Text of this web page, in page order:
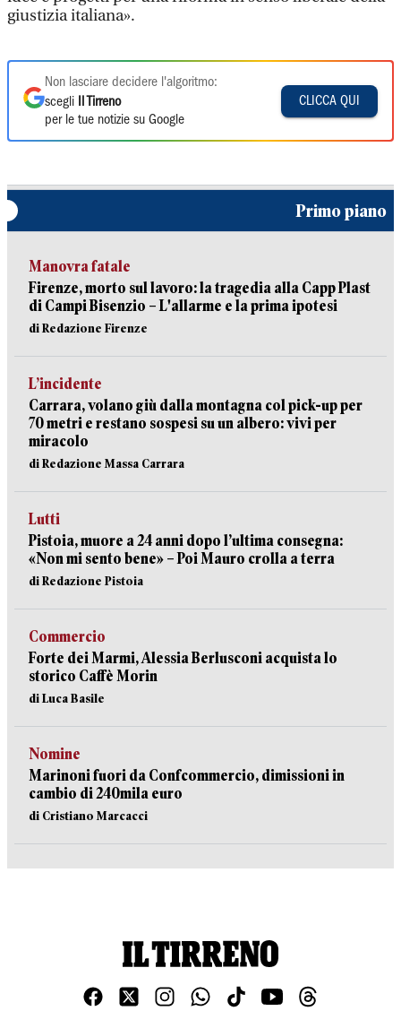
giustizia italiana».
Non lasciare decidere l'algoritmo:
scegli
Il Tirreno
per le tue notizie su Google
CLICCA QUI
Primo piano
Manovra fatale
Firenze, morto sul lavoro: la tragedia alla Capp Plast
di Campi Bisenzio – L'allarme e la prima ipotesi
di Redazione Firenze
L’incidente
Carrara, volano giù dalla montagna col pick-up per
70 metri e restano sospesi su un albero: vivi per
miracolo
di Redazione Massa Carrara
Lutti
Pistoia, muore a 24 anni dopo l’ultima consegna:
«Non mi sento bene» – Poi Mauro crolla a terra
di Redazione Pistoia
Commercio
Forte dei Marmi, Alessia Berlusconi acquista lo
storico Caffè Morin
di Luca Basile
Nomine
Marinoni fuori da Confcommercio, dimissioni in
cambio di 240mila euro
di Cristiano Marcacci